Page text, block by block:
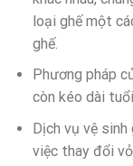
loại ghế một
ghế.
Phương pháp
còn kéo dài
Dịch vụ vệ
việc thay đổi vỏ